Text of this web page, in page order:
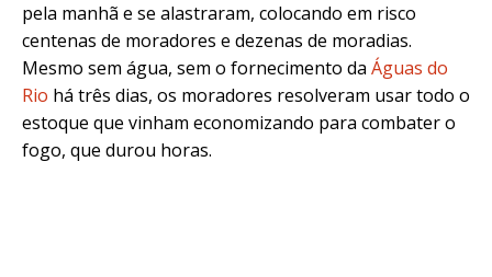
pela manhã e se alastraram, colocando em risco
centenas de moradores e dezenas de moradias.
Mesmo sem água, sem o fornecimento da Águas do
Rio há três dias, os moradores resolveram usar todo o
estoque que vinham economizando para combater o
fogo, que durou horas.